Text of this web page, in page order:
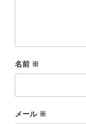
名前 ※
メール ※